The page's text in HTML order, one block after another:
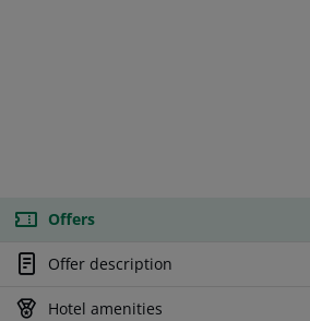
Offers
Offer description
Hotel amenities